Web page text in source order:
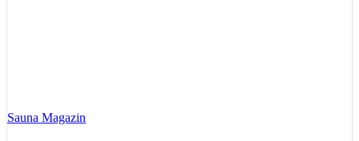
Sauna Magazin